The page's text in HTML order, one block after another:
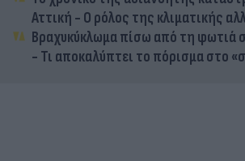
Αττική - Ο ρόλος της κλιματικής
Βραχυκύκλωμα πίσω από τη φωτιά
- Τι αποκαλύπτει το πόρισμα στο